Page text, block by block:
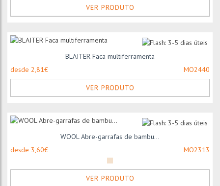
VER PRODUTO
BLAITER Faca multiferramenta
desde 2,81€
MO2440
VER PRODUTO
WOOL Abre-garrafas de bambu...
desde 3,60€
MO2313
VER PRODUTO